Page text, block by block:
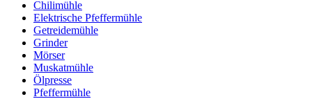
Chilimühle
Elektrische Pfeffermühle
Getreidemühle
Grinder
Mörser
Muskatmühle
Ölpresse
Pfeffermühle